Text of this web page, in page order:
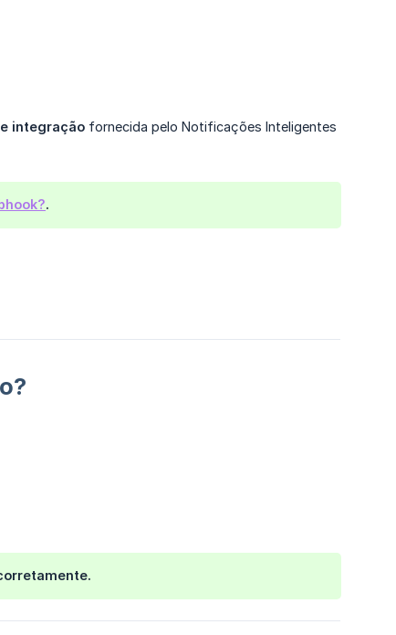
integração fornecida pelo Notificações Inteligentes
.